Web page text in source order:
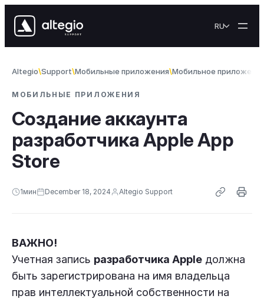
RU
Altegio Support Мобильные приложения Мобильное
МОБИЛЬНЫЕ ПРИЛОЖЕНИЯ
Создание аккаунта
разработчика Apple App
Store
1мин December 18, 2024 Altegio Support
ВАЖНО!
Учетная запись разработчика Apple должна
быть зарегистрирована на имя владельца
прав интеллектуальной собственности на